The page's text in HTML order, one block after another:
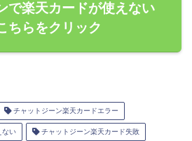
で楽天カードが使えない
ちらをクリック
チャットジーン楽天カードエラー
ない チャットジーン楽天カード失敗